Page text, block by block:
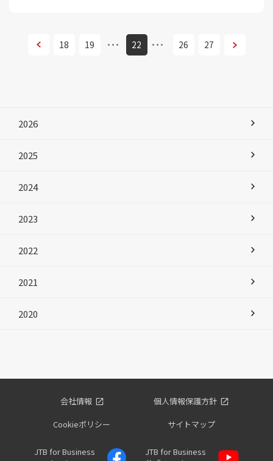
次へ
18 19 22 26 27
2026
2025
2024
2023
2022
2021
2020
会社情報
個人情報保護方針
Cookieポリシー
サイトマップ
JTB for Business
JTB for Business